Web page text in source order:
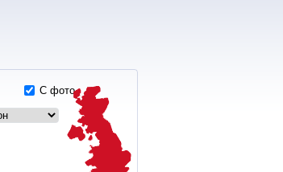
С фото